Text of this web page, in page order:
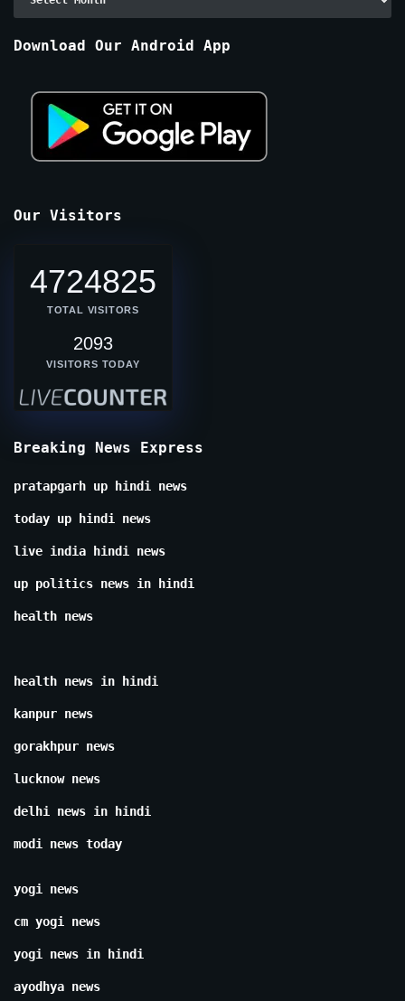
Download Our Android App
Our Visitors
4724825
TOTAL VISITORS
2093
VISITORS TODAY
Breaking News Express
pratapgarh up hindi news
today up hindi news
live india hindi news
up politics news in hindi
health news
health news in hindi
kanpur news
gorakhpur news
lucknow news
delhi news in hindi
modi news today
yogi news
cm yogi news
yogi news in hindi
ayodhya news